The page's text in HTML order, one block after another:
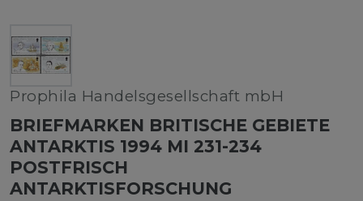
Prophila Handelsgesellschaft mbH
BRIEFMARKEN BRITISCHE GEBIETE
ANTARKTIS 1994 MI 231-234
POSTFRISCH
ANTARKTISFORSCHUNG